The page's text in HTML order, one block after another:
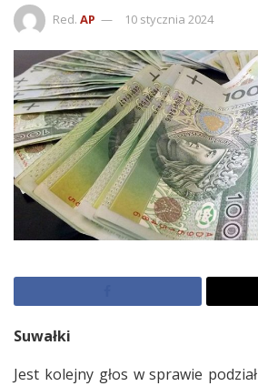
Red. AP 10 stycznia 2024
Suwałki
Jest kolejny głos w sprawie